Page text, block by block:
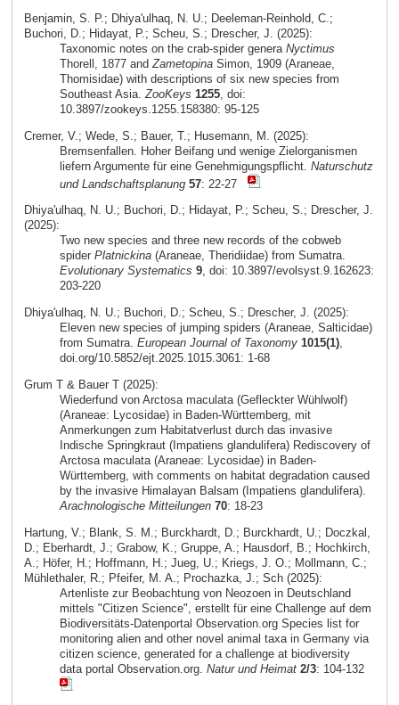
Benjamin, S. P.; Dhiya'ulhaq, N. U.; Deeleman-Reinhold, C.;
Buchori, D.; Hidayat, P.; Scheu, S.; Drescher, J. (2025):
Taxonomic notes on the crab-spider genera Nyctimus
Thorell, 1877 and ZametopinaSimon, 1909 (Araneae,
Thomisidae) with descriptions of six new species from
Southeast Asia. ZooKeys 1255, doi:
10.3897/zookeys.1255.158380: 95-125
Cremer, V.; Wede, S.; Bauer, T.; Husemann, M. (2025):
Bremsenfallen. Hoher Beifang und wenige Zielorganismen
liefern Argumente für eine Genehmigungspflicht. Naturschutz
und Landschaftsplanung 57: 22-27
Dhiya'ulhaq, N. U.; Buchori, D.; Hidayat, P.; Scheu, S.; Drescher, J.
(2025):
Two new species and three new records of the cobweb
spider Platnickina(Araneae, Theridiidae) from Sumatra.
Evolutionary Systematics 9, doi: 10.3897/evolsyst.9.162623:
203-220
Dhiya'ulhaq, N. U.; Buchori, D.; Scheu, S.; Drescher, J. (2025):
Eleven new species of jumping spiders (Araneae, Salticidae)
from Sumatra. European Journal of Taxonomy 1015(1),
doi.org/10.5852/ejt.2025.1015.3061: 1-68
Grum T & Bauer T (2025):
Wiederfund von Arctosa maculata (Gefleckter Wühlwolf)
(Araneae: Lycosidae) in Baden-Württemberg, mit
Anmerkungen zum Habitatverlust durch das invasive
Indische Springkraut (Impatiens glandulifera) Rediscovery of
Arctosa maculata (Araneae: Lycosidae) in Baden-
Württemberg, with comments on habitat degradation caused
by the invasive Himalayan Balsam (Impatiens glandulifera).
Arachnologische Mitteilungen 70: 18-23
Hartung, V.; Blank, S. M.; Burckhardt, D.; Burckhardt, U.; Doczkal,
D.; Eberhardt, J.; Grabow, K.; Gruppe, A.; Hausdorf, B.; Hochkirch,
A.; Höfer, H.; Hoffmann, H.; Jueg, U.; Kriegs, J. O.; Mollmann, C.;
Mühlethaler, R.; Pfeifer, M. A.; Prochazka, J.; Sch (2025):
Artenliste zur Beobachtung von Neozoen in Deutschland
mittels "Citizen Science", erstellt für eine Challenge auf dem
Biodiversitäts-Datenportal Observation.org Species list for
monitoring alien and other novel animal taxa in Germany via
citizen science, generated for a challenge at biodiversity
data portal Observation.org. Natur und Heimat 2/3: 104-132